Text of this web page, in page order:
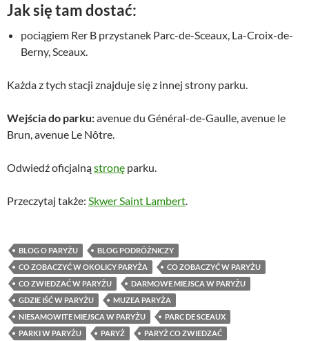
Jak się tam dostać:
pociągiem Rer B przystanek Parc-de-Sceaux, La-Croix-de-
Berny, Sceaux.
Każda z tych stacji znajduje się z innej strony parku.
Wejścia do parku:avenue du Général-de-Gaulle, avenue le
Brun, avenue Le Nôtre.
Odwiedź oficjalnąstronę parku.
Przeczytaj także: Skwer Saint Lambert.
BLOG O PARYŻU
BLOG PODRÓŻNICZY
CO ZOBACZYĆ W OKOLICY PARYŻA
CO ZOBACZYĆ W PARYŻU
CO ZWIEDZAĆ W PARYŻU
DARMOWE MIEJSCA W PARYŻU
GDZIE IŚĆ W PARYŻU
MUZEA PARYŻA
NIESAMOWITE MIEJSCA W PARYŻU
PARC DE SCEAUX
PARKI W PARYŻU
PARYŻ
PARYŻ CO ZWIEDZAĆ